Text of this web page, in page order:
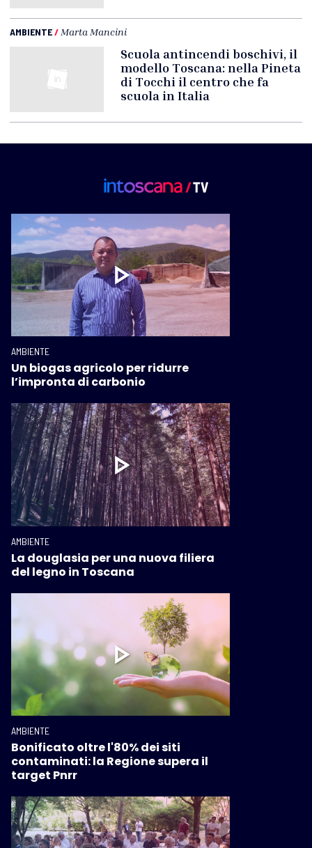
AMBIENTE/ Marta Mancini
Scuola antincendi boschivi, il
modello Toscana: nella Pineta
di Tocchi il centro che fa
scuola in Italia
AMBIENTE
Un biogas agricolo per ridurre
l’impronta di carbonio
AMBIENTE
La douglasia per una nuova filiera
del legno in Toscana
AMBIENTE
Bonificato oltre l'80% dei siti
contaminati: la Regione supera il
target Pnrr